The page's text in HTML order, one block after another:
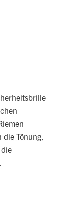
die Tönung,